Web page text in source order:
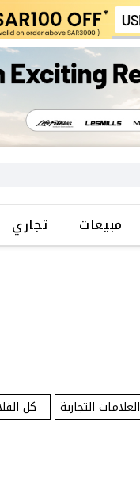
مبيعات تجاري
العلامات التجارية كل